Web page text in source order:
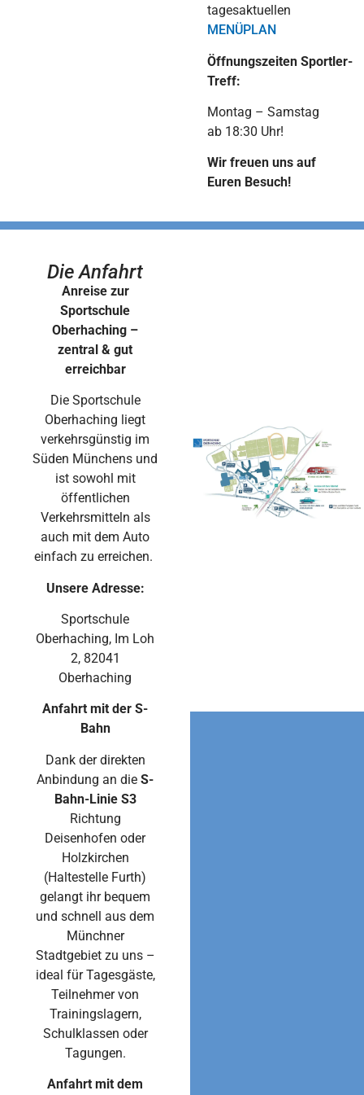
tagesaktuellen
MENÜPLAN
Öffnungszeiten Sportler-
Treff:
Montag – Samstag
ab 18:30 Uhr!
Wir freuen uns auf
Euren Besuch!
Die Anfahrt
Anreise zur
Sportschule
Oberhaching –
zentral & gut
erreichbar
Die Sportschule
Oberhaching liegt
verkehrsgünstig im
Süden Münchens und
ist sowohl mit
öffentlichen
Verkehrsmitteln als
auch mit dem Auto
einfach zu erreichen.
Unsere Adresse:
Sportschule
Oberhaching, Im Loh
2, 82041
Oberhaching
Anfahrt mit der S-
Bahn
Dank der direkten
Anbindung an die S-
Bahn-Linie S3
Richtung
Deisenhofen oder
Holzkirchen
(Haltestelle Furth)
gelangt ihr bequem
und schnell aus dem
Münchner
Stadtgebiet zu uns –
ideal für Tagesgäste,
Teilnehmer von
Trainingslagern,
Schulklassen oder
Tagungen.
Anfahrt mit dem